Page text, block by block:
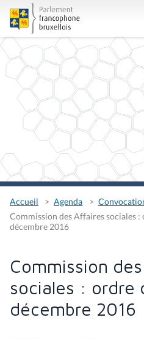
Accueil Agenda
Commission des Affaires sociales
décembre 2016
Commission
sociales : ordre
décembre 2016